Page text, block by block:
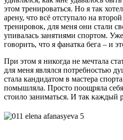
этом тренироваться. Но я так
арену, что всё отступало на
тренировок, для меня они стали
упивалась занятиями спортом.
говорить, что я фанатка бега – и
При этом я никогда не мечтала
для меня являлся потребностью
стала кандидатом в мастера
помышляла. Просто поощряла
стоило заниматься. И так каждый